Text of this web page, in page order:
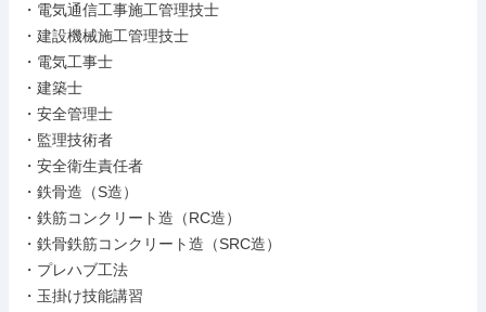
・電気通信工事施工管理技士
・建設機械施工管理技士
・電気工事士
・建築士
・安全管理士
・監理技術者
・安全衛生責任者
・鉄骨造（S造）
・鉄筋コンクリート造（RC造）
・鉄骨鉄筋コンクリート造（SRC造）
・プレハブ工法
・玉掛け技能講習